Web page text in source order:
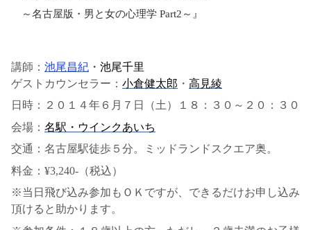
～名古屋版・男と女の心理学 Part2～』
講師： 池尾昌紀 ・ 池尾千里
ゲストカウンセラー： 小倉健太郎 ・ 高見綾
日時：２０１４年６月７日（土）１８：３０～２０：３０
会場： 名駅・ウインクあいち
交通：名古屋駅徒歩５分。ミッドランドスクエア奥。
料金：¥3,240-（税込）
※当日飛び込み参加もＯＫですが、できるだけお申し込み
頂けると助かります。